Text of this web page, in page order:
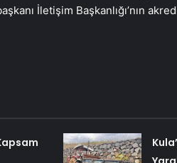
İletişim Başkanlığı’nın